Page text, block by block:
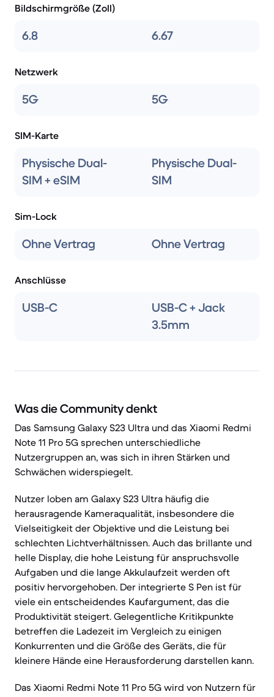
Bildschirmgröße (Zoll)
6.8 6.67
Netzwerk
5G 5G
SIM-Karte
Physische Dual-
SIM + eSIM
Physische Dual-
SIM
Sim-Lock
Ohne Vertrag Ohne Vertrag
Anschlüsse
USB-C
USB-C + Jack
3.5mm
Was die Community denkt
Das Samsung Galaxy S23 Ultra und das Xiaomi Redmi
Note 11 Pro 5G sprechen unterschiedliche
Nutzergruppen an, was sich in ihren Stärken und
Schwächen widerspiegelt.
Nutzer loben am Galaxy S23 Ultra häufig die
herausragende Kameraqualität, insbesondere die
Vielseitigkeit der Objektive und die Leistung bei
schlechten Lichtverhältnissen. Auch das brillante und
helle Display, die hohe Leistung für anspruchsvolle
Aufgaben und die lange Akkulaufzeit werden oft
positiv hervorgehoben. Der integrierte S Pen ist für
viele ein entscheidendes Kaufargument, das die
Produktivität steigert. Gelegentliche Kritikpunkte
betreffen die Ladezeit im Vergleich zu einigen
Konkurrenten und die Größe des Geräts, die für
kleinere Hände eine Herausforderung darstellen kann.
Das Xiaomi Redmi Note 11 Pro 5G wird von Nutzern für